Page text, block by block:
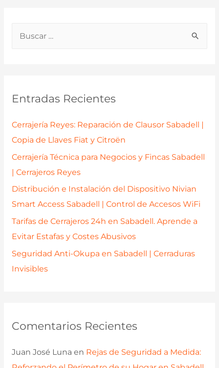
p
o
Entradas Recientes
Cerrajería Reyes: Reparación de Clausor Sabadell |
Copia de Llaves Fiat y Citroën
Cerrajería Técnica para Negocios y Fincas Sabadell
| Cerrajeros Reyes
Distribución e Instalación del Dispositivo Nivian
Smart Access Sabadell | Control de Accesos WiFi
Tarifas de Cerrajeros 24h en Sabadell. Aprende a
Evitar Estafas y Costes Abusivos
Seguridad Anti-Okupa en Sabadell | Cerraduras
Invisibles
Comentarios Recientes
Juan José Luna en Rejas de Seguridad a Medida: